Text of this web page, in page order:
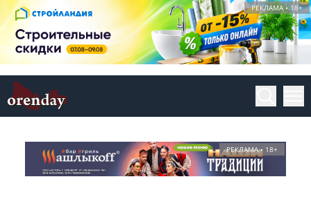
РЕКЛАМА • 18+
РЕКЛАМА • 18+